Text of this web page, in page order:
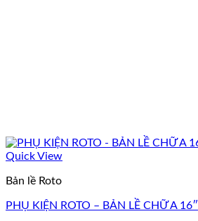
Quick View
Bản lề Roto
PHỤ KIỆN ROTO – BẢN LỀ CHỮ A 16″